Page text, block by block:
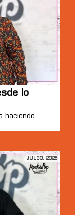
lo
haciendo
JUL 30, 2026